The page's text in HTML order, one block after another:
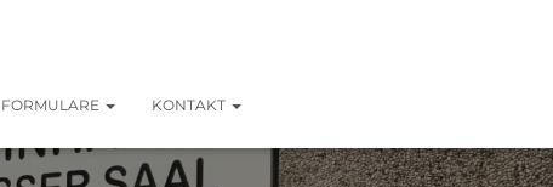
FORMULARE KONTAKT